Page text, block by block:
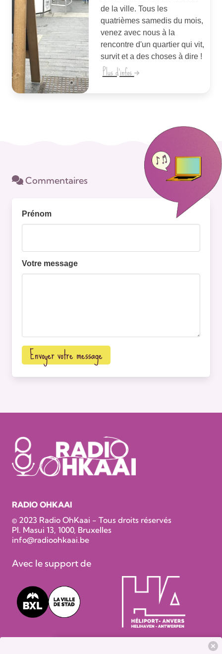
de la ville. Tous les
quatrièmes samedis du mois,
venez avec nous à la
rencontre d'un quartier qui vit,
survit et a des choses à dire !
Plus d'infos
Commentaires
Prénom
Votre message
Envoyer votre message
RADIO OHKAAI
© 2023 Radio OhKaai - Tous droits réservés
Pl. Masui 13, 1000, Bruxelles
info@radioohkaai.be
Avec le support de